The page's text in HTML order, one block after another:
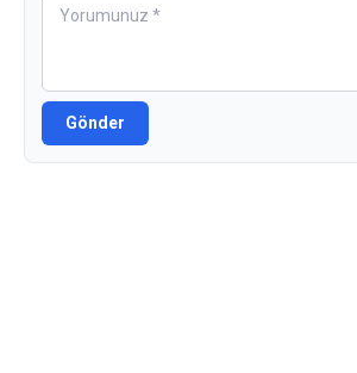
Gönder